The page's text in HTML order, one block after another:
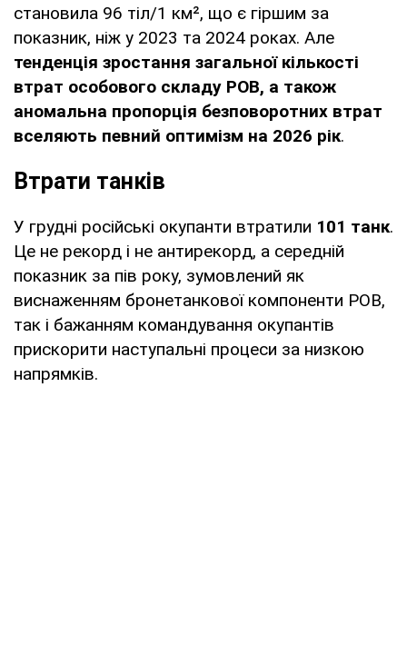
становила 96 тіл/1 км², що є гіршим за
показник, ніж у 2023 та 2024 роках. Але
тенденція зростання загальної кількості
втрат особового складу РОВ, а також
аномальна пропорція безповоротних втрат
вселяють певний оптимізм на 2026 рік.
Втрати танків
У грудні російські окупанти втратили 101 танк.
Це не рекорд і не антирекорд, а середній
показник за пів року, зумовлений як
виснаженням бронетанкової компоненти РОВ,
так і бажанням командування окупантів
прискорити наступальні процеси за низкою
напрямків.